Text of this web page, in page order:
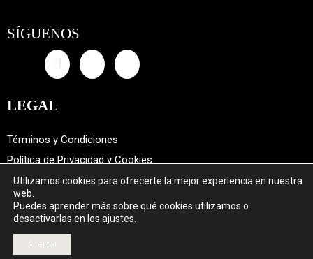
SÍGUENOS
LEGAL
Términos y Condiciones
Política de Privacidad y Cookies
DANOS TU OPINIÓN
(R) Copyright Eugenia Beauty Lab 2022. All rights reserved.
Utilizamos cookies para ofrecerte la mejor experiencia en nuestra
web.
Puedes aprender más sobre qué cookies utilizamos o
desactivarlas en los ajustes
Aceptar